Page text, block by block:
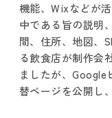
機能、Wixなどが
中である旨の説明
間、住所、地図、
る飲食店が制作会
ましたが、
替ページを公開し